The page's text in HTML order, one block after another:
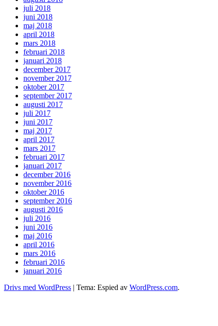
juli 2018
juni 2018
maj 2018
april 2018
mars 2018
februari 2018
januari 2018
december 2017
november 2017
oktober 2017
september 2017
augusti 2017
juli 2017
juni 2017
maj 2017
april 2017
mars 2017
februari 2017
januari 2017
december 2016
november 2016
oktober 2016
september 2016
augusti 2016
juli 2016
juni 2016
maj 2016
april 2016
mars 2016
februari 2016
januari 2016
Drivs med WordPress | Tema: Espied av WordPress.com.